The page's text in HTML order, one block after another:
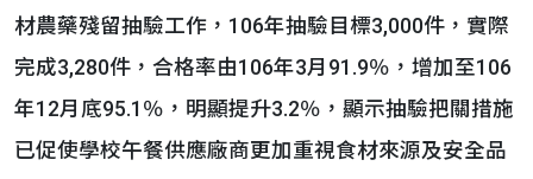
材農藥殘留抽驗工作，106年抽驗目標3,000件，實際
完成3,280件，合格率由106年3月91.9％，增加至106
年12月底95.1％，明顯提升3.2％，顯示抽驗把關措施
已促使學校午餐供應廠商更加重視食材來源及安全品